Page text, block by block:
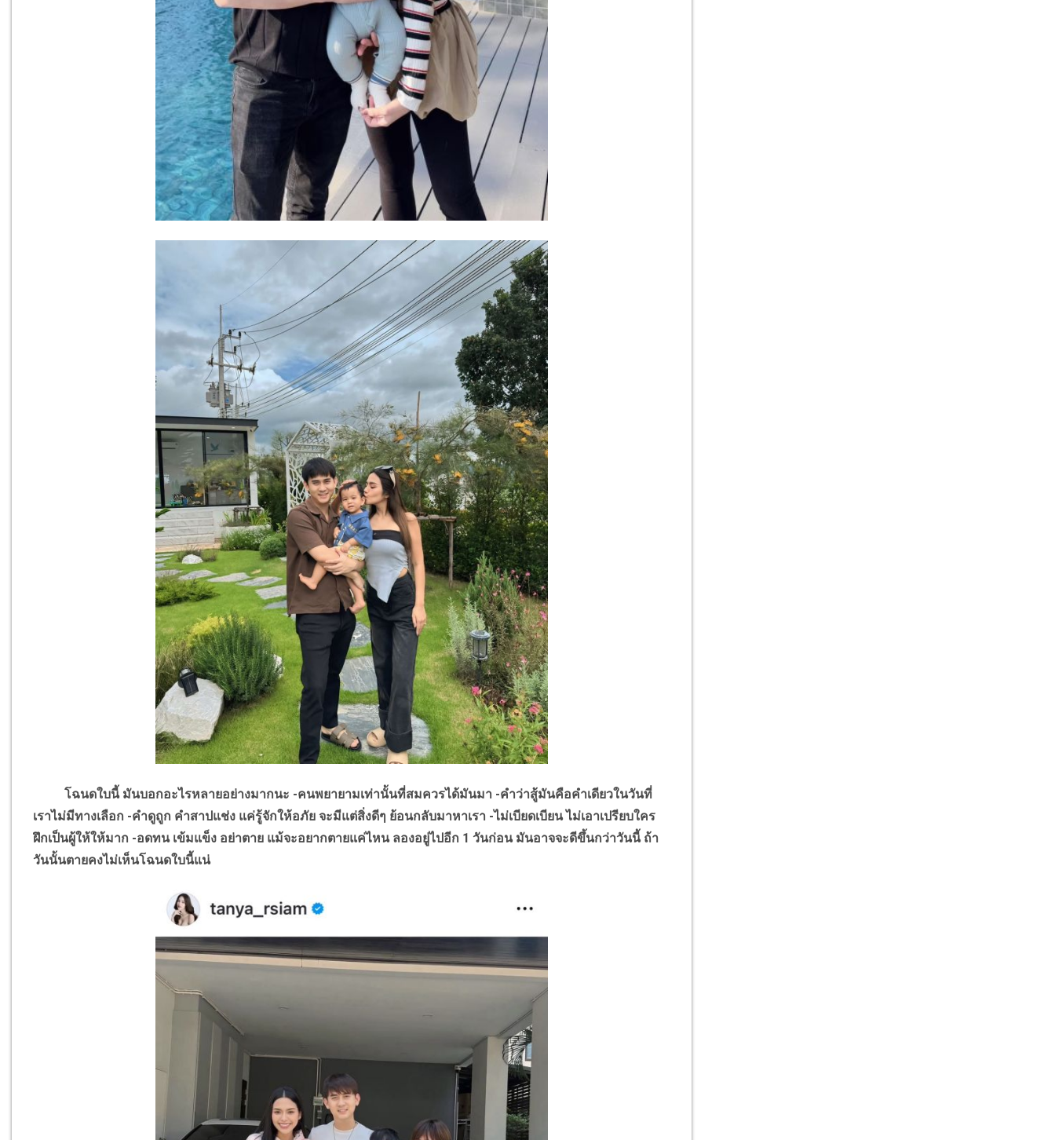
โฉนดใบนี้ มันบอกอะไรหลายอย่างมากนะ -คนพยายามเท่านั้นที่สมควรได้มันมา -คำว่าสู้มันคือคำเดียวในวันที่
เราไม่มีทางเลือก -คำดูถูก คำสาปแช่ง แค่รู้จักให้อภัย จะมีแต่สิ่งดีๆ ย้อนกลับมาหาเรา -ไม่เบียดเบียน ไม่เอาเปรียบใคร
ฝึกเป็นผู้ให้ให้มาก -อดทน เข้มแข็ง อย่าตาย แม้จะอยากตายแค่ไหน ลองอยู่ไปอีก 1 วันก่อน มันอาจจะดีขึ้นกว่าวันนี้ ถ้า
วันนั้นตายคงไม่เห็นโฉนดใบนี้แน่